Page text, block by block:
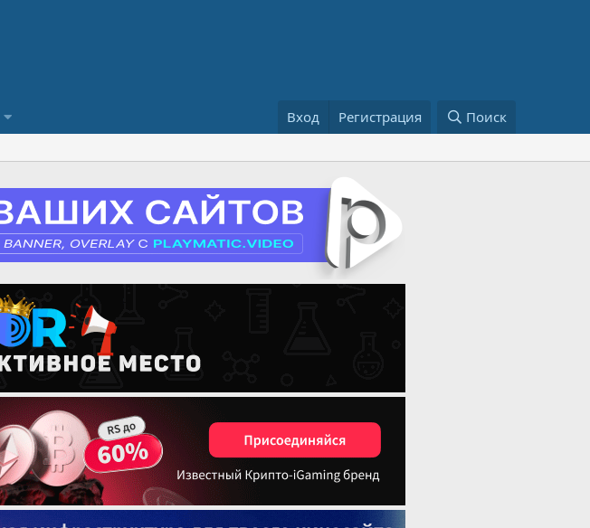
Вход Регистрация Поиск